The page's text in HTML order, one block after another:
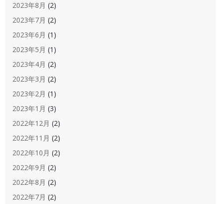
2023年8月 (2)
2023年7月 (2)
2023年6月 (1)
2023年5月 (1)
2023年4月 (2)
2023年3月 (2)
2023年2月 (1)
2023年1月 (3)
2022年12月 (2)
2022年11月 (2)
2022年10月 (2)
2022年9月 (2)
2022年8月 (2)
2022年7月 (2)